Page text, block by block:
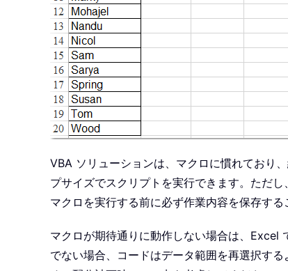
VBA ソリューションは、マクロに慣れており
プサイズでスクリプトを実行できます。ただ
マクロを実行する前に必ず作業内容を保存する
マクロが期待通りに動作しない場合は、Excel
でない場合、コードはデータ範囲を再選択す